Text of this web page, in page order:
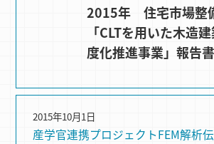
2015年 住宅市場整
「CLTを用いた木造
度化推進事業」報告書
産学官連携プロジェクトFEM解析
2015年10月1日